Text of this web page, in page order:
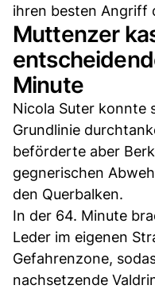
ihren besten Angriff
Muttenzer
Minute
Nicola Suter konnte
Grundlinie
beförderte aber
gegnerischen
den Querbalken.
In der 64. Minute
Leder im eigenen
Gefahrenzone,
nachsetzende